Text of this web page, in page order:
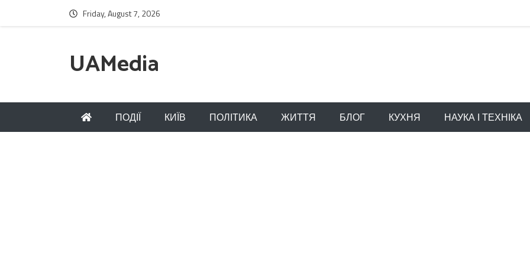
Friday, August 7, 2026
UAMedia
ПОДІЇ КИЇВ ПОЛІТИКА ЖИТТЯ БЛОГ КУХНЯ НАУКА І ТЕХНІКА